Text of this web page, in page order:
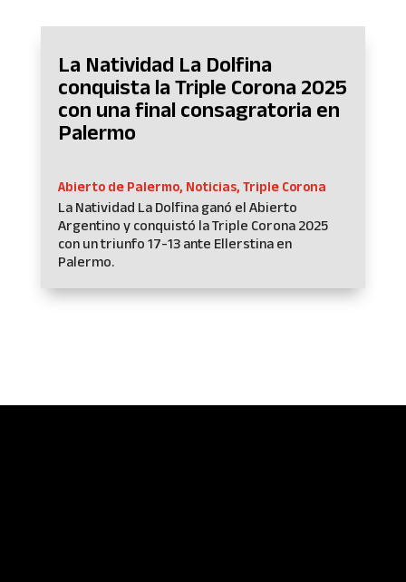
La Natividad La Dolfina
conquista la Triple Corona 2025
con una final consagratoria en
Palermo
Abierto de Palermo, Noticias, Triple Corona
La Natividad La Dolfina ganó el Abierto
Argentino y conquistó la Triple Corona 2025
con un triunfo 17-13 ante Ellerstina en
Palermo.